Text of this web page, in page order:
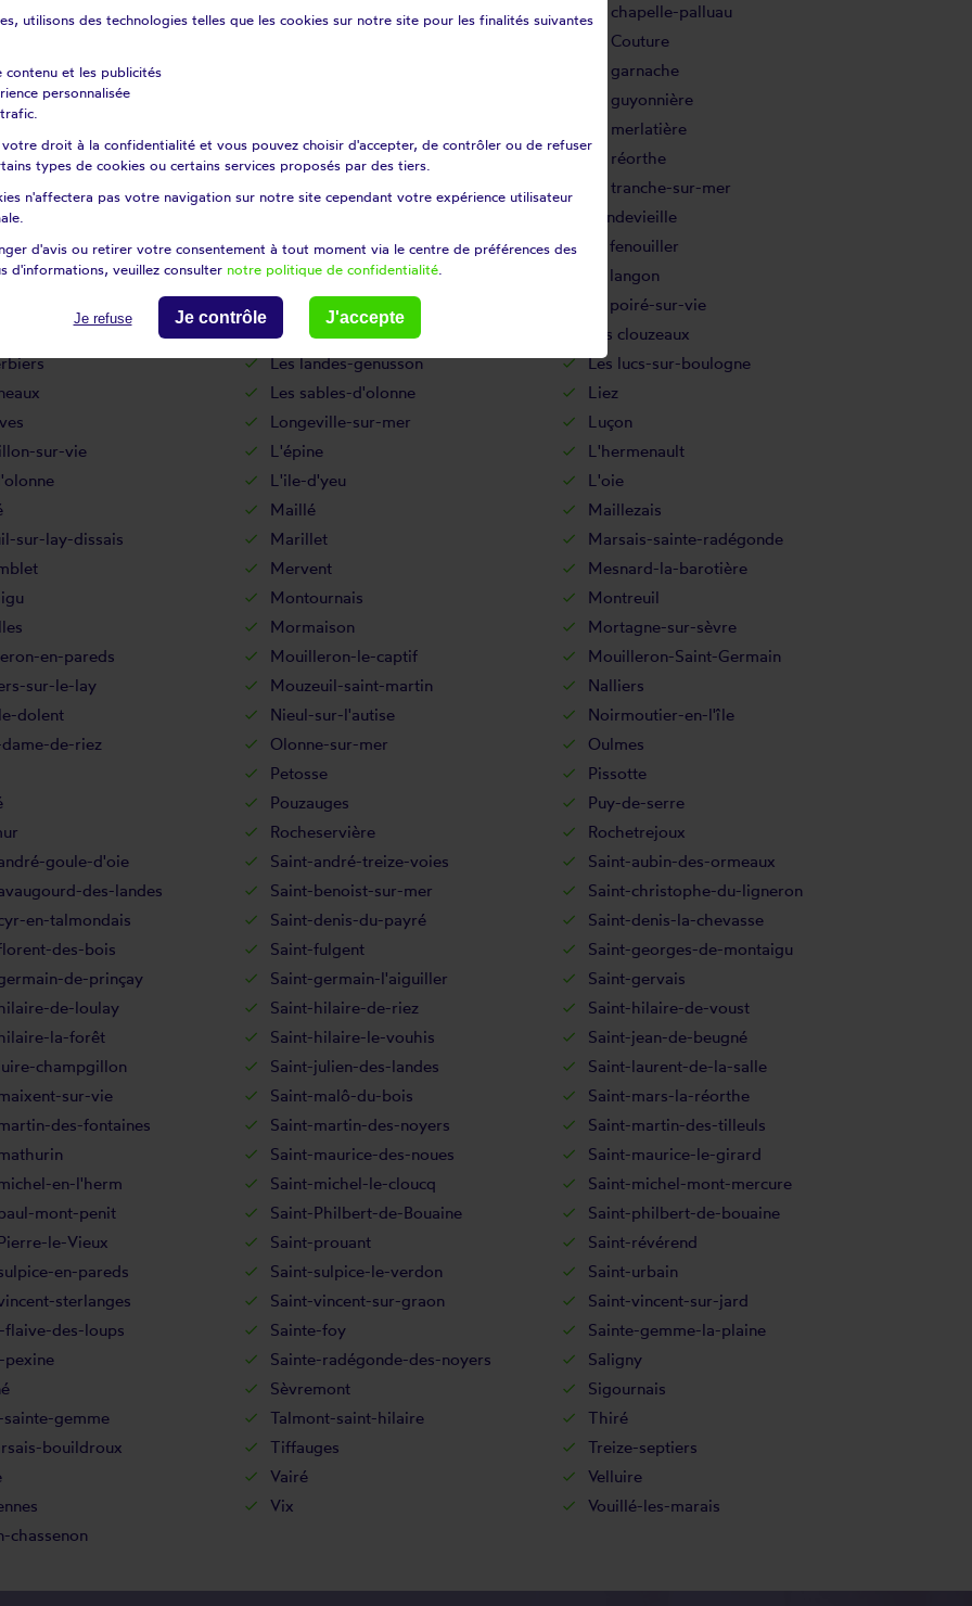
aux-lys La chapelle-hermier
La chapelle-palluau
La Couture
La garnache
La guyonnière
La merlatière
sur-sèvre La rabatelière
La réorthe
La tardière
La tranche-sur-mer
Landevieille
Le champ-saint-père
Le fenouiller
Le gué-de-velluire
Le langon
Le poiré-sur-velluire
Le poiré-sur-vie
Les châtelliers-châteaumur
Les clouzeaux
Les landes-genusson
Les lucs-sur-boulogne
Les sables-d'olonne
Liez
Longeville-sur-mer
Luçon
sur-vie L'épine
L'hermenault
L'ile-d'yeu
L'oie
Maillé
Maillezais
sur-lay-dissais Marillet
Marsais-sainte-radégonde
Mervent
Mesnard-la-barotière
Montournais
Montreuil
Mormaison
Mortagne-sur-sèvre
en-pareds Mouilleron-le-captif
Mouilleron-Saint-Germain
sur-le-lay Mouzeuil-saint-martin
Nalliers
dolent Nieul-sur-l'autise
Noirmoutier-en-l'île
de-riez Olonne-sur-mer
Oulmes
Petosse
Pissotte
Pouzauges
Puy-de-serre
Rocheservière
Rochetrejoux
goule-d'oie Saint-andré-treize-voies
Saint-aubin-des-ormeaux
des-landes Saint-benoist-sur-mer
Saint-christophe-du-ligneron
en-talmondais Saint-denis-du-payré
Saint-denis-la-chevasse
des-bois Saint-fulgent
Saint-georges-de-montaigu
de-prinçay Saint-germain-l'aiguiller
Saint-gervais
de-loulay Saint-hilaire-de-riez
Saint-hilaire-de-voust
la-forêt Saint-hilaire-le-vouhis
Saint-jean-de-beugné
champgillon Saint-julien-des-landes
Saint-laurent-de-la-salle
sur-vie Saint-malô-du-bois
Saint-mars-la-réorthe
des-fontaines Saint-martin-des-noyers
Saint-martin-des-tilleuls
Saint-maurice-des-noues
Saint-maurice-le-girard
en-l'herm Saint-michel-le-cloucq
Saint-michel-mont-mercure
mont-penit Saint-Philbert-de-Bouaine
Saint-philbert-de-bouaine
le-Vieux Saint-prouant
Saint-révérend
en-pareds Saint-sulpice-le-verdon
Saint-urbain
sterlanges Saint-vincent-sur-graon
Saint-vincent-sur-jard
flaive-des-loups Sainte-foy
Sainte-gemme-la-plaine
pexine Sainte-radégonde-des-noyers
Saligny
Sèvremont
Sigournais
gemme Talmont-saint-hilaire
Thiré
bouildroux Tiffauges
Treize-septiers
Vairé
Velluire
Vix
Vouillé-les-marais
chassenon
utilisons des technologies telles que les cookies sur notre site pour les finalités suivantes
contenu et les publicités
personnalisée
votre droit à la confidentialité et vous pouvez choisir d'accepter, de contrôler ou de refuser
types de cookies ou certains services proposés par des tiers.
n'affectera pas votre navigation sur notre site cependant votre expérience utilisateur
d'avis ou retirer votre consentement à tout moment via le centre de préférences des
d'informations, veuillez consulter notre politique de confidentialité
Je refuse Je contrôle J'accepte